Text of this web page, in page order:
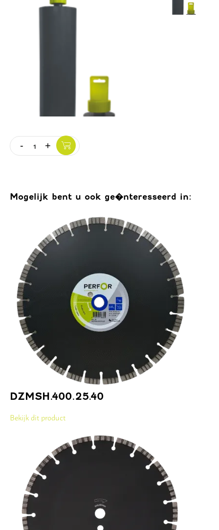
Quantity
- +
Mogelijk bent u ook ge�nteresseerd in:
DZMSH.400.25.40
Bekijk dit product